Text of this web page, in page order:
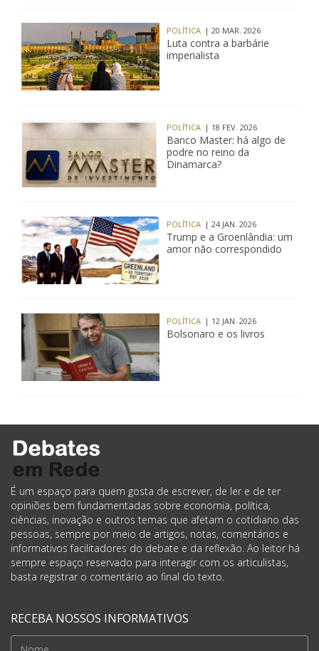
POLÍTICA | 20 MAR. 2026
Luta contra a barbárie
imperialista
POLÍTICA | 18 FEV. 2026
Banco Master: há algo de
podre no reino da
Dinamarca?
POLÍTICA | 24 JAN. 2026
Trump e a Groenlândia: um
amor não correspondido
POLÍTICA | 12 JAN. 2026
Bolsonaro e os livros
É um espaço para quem gosta de escrever, de ler e de ter
opiniões bem fundamentadas sobre economia, política,
ciências, inovação e outros temas que afetam o cotidiano das
pessoas, sempre por meio de artigos, notas, comentários e
informativos facilitadores do debate e da reflexão. Ao leitor há
sempre espaço reservado para interagir com os articulistas,
basta registrar o comentário ao final do texto.
RECEBA NOSSOS INFORMATIVOS